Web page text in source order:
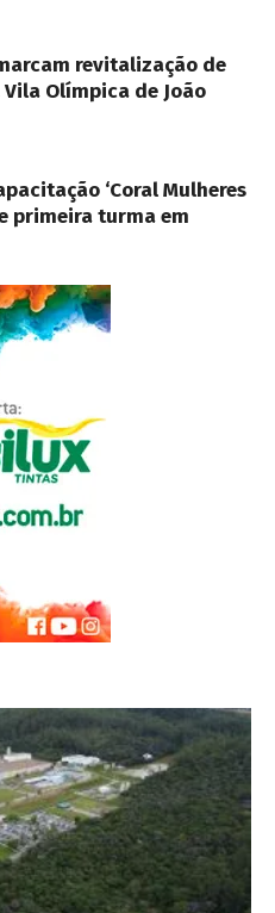
revitalização de
Vila Olímpica de João
‘Coral Mulheres
primeira turma em